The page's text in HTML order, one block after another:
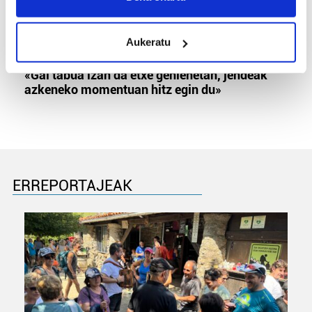
Identify your device by actively scanning it for
specific characteristics (fingerprinting)
Find out more about how your personal data is processed
and set your preferences in thedetails section
pertsonalizatuak eskaintzeko, iragarkiak eta edukia
neurtzeko, jendeari buruzko informazioa biltzeko eta
produktuak garatzeko. Zure datuak nork eta zertarako
erabiltzen dituen hauta dezakezu.
Bazkide batzuek ez dizute baimenik eskatzen, eta beren
interes komertzial legitimoetan babesten dira. Ikusi gure
bazkideen zerrenda, beren ustez zein helburutarako
Aukeratu
MEMORIA HISTORIKOA
«Gai tabua izan da etxe gehienetan, jendeak
azkeneko momentuan hitz egin du»
ERREPORTAJEAK